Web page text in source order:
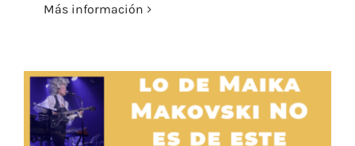
Más información